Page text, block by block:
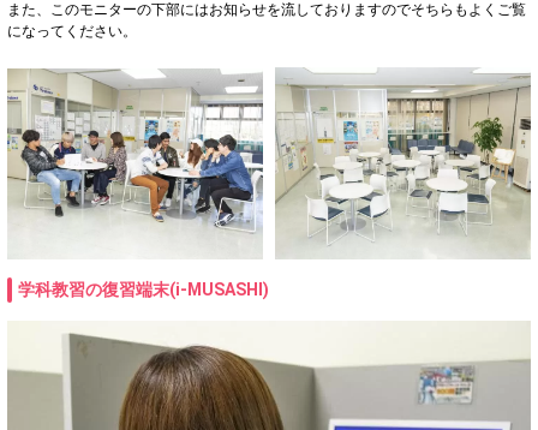
また、このモニターの下部にはお知らせを流しておりますのでそちらもよくご覧
になってください。
学科教習の復習端末(i-MUSASHI)